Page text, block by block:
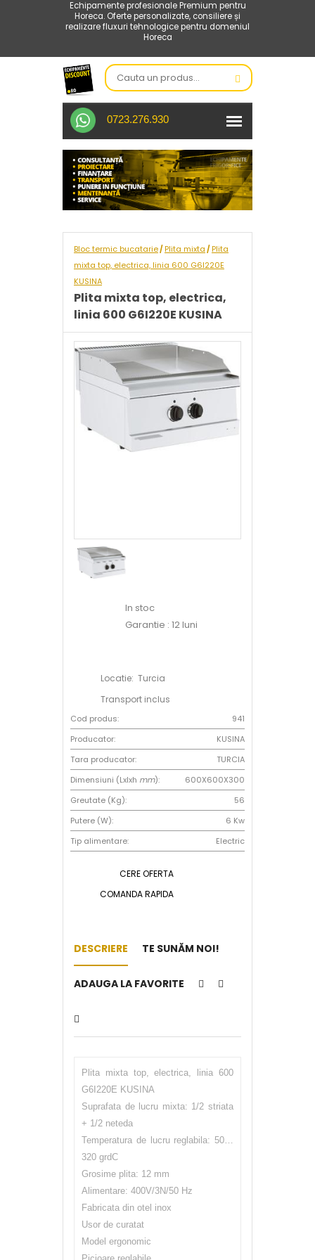
Echipamente profesionale Premium pentru
Horeca. Oferte personalizate, consiliere și
realizare fluxuri tehnologice pentru domeniul
Horeca
0723.276.930
Bloc termic bucatarie/Plita mixta /Plita
mixta top, electrica, linia 600 G6I220E
KUSINA
Plita mixta top, electrica,
linia 600 G6I220E KUSINA
In stoc
Garantie : 12 luni
Locatie: Turcia
Transport inclus
Cod produs:
941
Producator:
KUSINA
Tara producator:
TURCIA
Dimensiuni (Lxlxh mm):
600X600X300
Greutate (Kg):
56
Putere (W):
6 Kw
Tip alimentare:
Electric
CERE OFERTA
COMANDA RAPIDA
DESCRIERE TE SUNĂM NOI!
ADAUGA LA FAVORITE
Plita mixta top, electrica, linia 600
G6I220E KUSINA
Suprafata de lucru mixta: 1/2 striata
+ 1/2 neteda
Temperatura de lucru reglabila: 50…
320 grdC
Grosime plita: 12 mm
Alimentare: 400V/3N/50 Hz
Fabricata din otel inox
Usor de curatat
Model ergonomic